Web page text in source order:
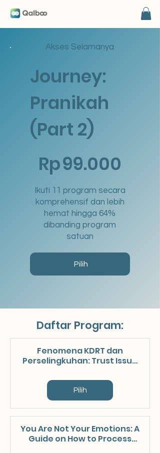
Akses Selamanya
Journey:
Pranikah
(Part 2)
Rp99.000
Ikuti 11 program secara
komprehensif dan lebih
hemat hingga 64%
dibanding program
satuan
Pilih
Fenomena KDRT dan
Perselingkuhan: Trust Issue
Pilih
You Are Not Your Emotions: A
Guide on How to Process
Daftar Program: